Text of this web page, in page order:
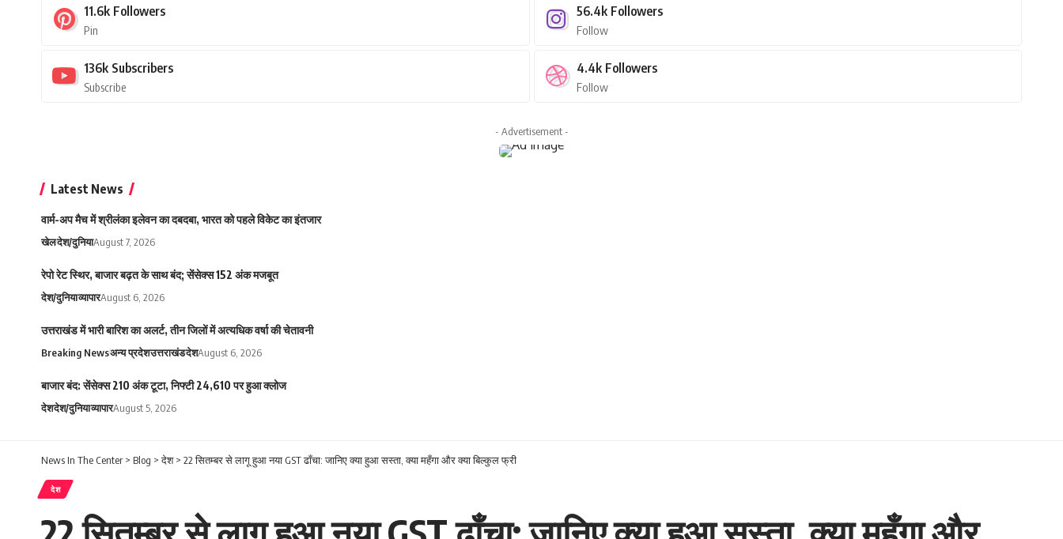
11.6k Followers
Pin
56.4k Followers
Follow
136k Subscribers
Subscribe
4.4k Followers
Follow
- Advertisement -
Latest News
वार्म-अप मैच में श्रीलंका इलेवन का दबदबा, भारत को पहले विकेट का इंतजार
खेलदेश/दुनियाAugust 7, 2026
रेपो रेट स्थिर, बाजार बढ़त के साथ बंद; सेंसेक्स 152 अंक मजबूत
देश/दुनियाव्यापारAugust 6, 2026
उत्तराखंड में भारी बारिश का अलर्ट, तीन जिलों में अत्यधिक वर्षा की चेतावनी
Breaking Newsअन्य प्रदेशउत्तराखंडदेशAugust 6, 2026
बाजार बंद: सेंसेक्स 210 अंक टूटा, निफ्टी 24,610 पर हुआ क्लोज
देशदेश/दुनियाव्यापारAugust 5, 2026
News In The Center > Blog >देश> 22 सितम्बर से लागू हुआ नया GST ढाँचा: जानिए क्या हुआ सस्ता, क्या महँगा और क्या बिल्कुल फ्री
देश